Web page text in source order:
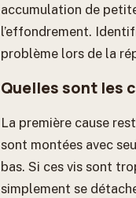
accumulation de
l’effondrement.
problème lors de la
Quelles sont les
La première cause
sont montées avec
bas. Si ces vis sont
simplement se